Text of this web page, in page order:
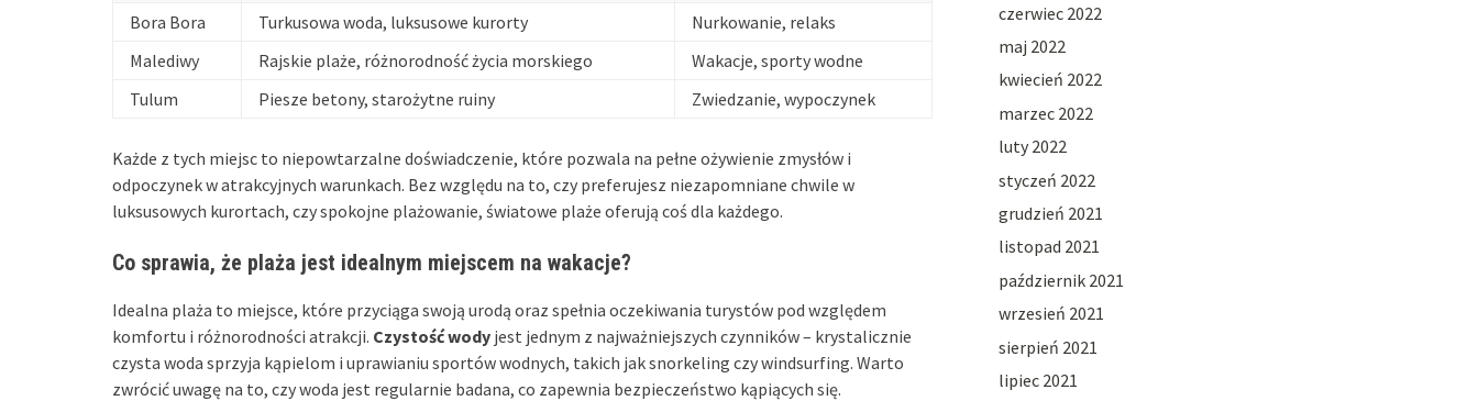
Bora Bora Turkusowa woda, luksusowe kurorty
Nurkowanie, relaks
Malediwy
Rajskie plaże, różnorodność życia morskiego
Wakacje, sporty wodne
Tulum
Piesze betony, starożytne ruiny Zwiedzanie, wypoczynek
Każde z tych miejsc to niepowtarzalne doświadczenie, które pozwala na pełne ożywienie zmysłów i
odpoczynek w atrakcyjnych warunkach. Bez względu na to, czy preferujesz niezapomniane chwile w
luksusowych kurortach, czy spokojne plażowanie, światowe plaże oferują coś dla każdego.
Co sprawia, że plaża jest idealnym miejscem na wakacje?
Idealna plaża to miejsce, które przyciąga swoją urodą oraz spełnia oczekiwania turystów pod względem
komfortu i różnorodności atrakcji. Czystość wody jest jednym z najważniejszych czynników – krystalicznie
czysta woda sprzyja kąpielom i uprawianiu sportów wodnych, takich jak snorkeling czy windsurfing. Warto
zwrócić uwagę na to, czy woda jest regularnie badana, co zapewnia bezpieczeństwo kąpiących się.
czerwiec 2022
maj 2022
kwiecień 2022
marzec 2022
luty 2022
styczeń 2022
grudzień 2021
listopad 2021
październik 2021
wrzesień 2021
sierpień 2021
lipiec 2021